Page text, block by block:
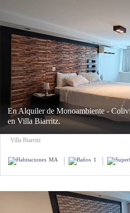
En Alquiler de Monoambiente -
en Villa Biarritz.
Villa Biarritz
MA 1